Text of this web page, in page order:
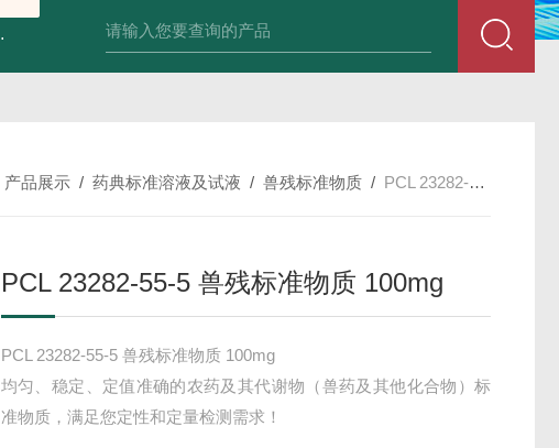
34860-4L-Rsigma 甲醇 67-
产品展示 /药典标准溶液及试液 /兽残标准物质 / PCL 23282-55-5 兽残标准物质 100mg
PCL 23282-55-5 兽残标准物质 100mg
PCL 23282-55-5 兽残标准物质 100mg
均匀、稳定、定值准确的农药及其代谢物（兽药及其他化合物）标
准物质，满足您定性和定量检测需求！